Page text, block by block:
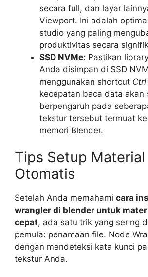
secara full, dan layar
Viewport. Ini adalah
studio yang paling
produktivitas secara
SSD NVMe: Pastikan
Anda disimpan di SSD
menggunakan shortcut
kecepatan baca data akan
berpengaruh pada
tekstur tersebut termuat
memori Blender.
Tips Setup Material
Otomatis
Setelah Anda memahami cara
wrangler di blender untuk
cepat, ada satu trik yang sering
pemula: penamaan file. Node
dengan mendeteksi kata kunci
tekstur Anda.